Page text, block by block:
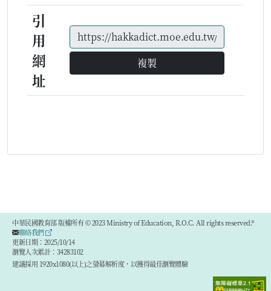
引
用
網
址
複製
中華民國教育部 版權所有 © 2023 Ministry of Education, R.O.C. All rights reserved.®
聯絡我們
更新日期：2025/10/14
瀏覽人次累計：34283102
建議採用 1920x1080(以上)之螢幕解析度，以獲得最佳瀏覽體驗